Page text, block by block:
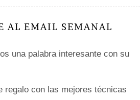
AL EMAIL SEMANAL
una palabra interesante con su
regalo con las mejores técnicas